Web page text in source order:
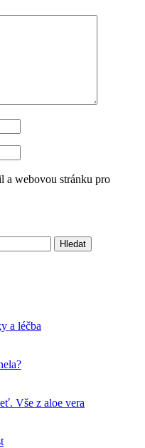
a webovou stránku pro
a léčba
Vše z aloe vera